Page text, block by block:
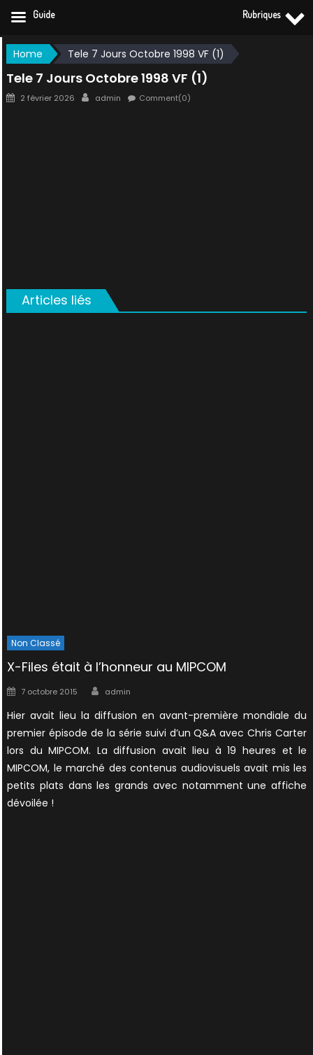
Skip
to
content
Home Tele 7 Jours Octobre 1998 VF (1)
Tele 7 Jours Octobre 1998 VF (1)
Posted
2 février 2026 Author
admin Comment(0)
Articles liés
Non Classé
X-Files était à l’honneur au MIPCOM
Posted
7 octobre 2015 Author
admin
Hier avait lieu la diffusion en avant-première mondiale du
premier épisode de la série suivi d’un Q&A avec Chris Carter
lors du MIPCOM. La diffusion avait lieu à 19 heures et le
MIPCOM, le marché des contenus audiovisuels avait mis les
petits plats dans les grands avec notamment une affiche
dévoilée !
Guide Rubriques